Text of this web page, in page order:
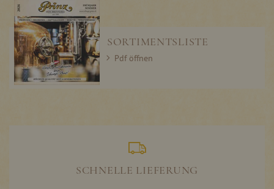
SORTIMENTSLISTE
Pdf öffnen
SCHNELLE LIEFERUNG